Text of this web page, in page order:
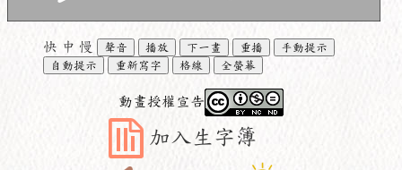
快 中 慢 聲音 播放 下一畫 重播
手動提示
自動提示
重新寫字 格線 全螢幕
動畫授權宣告
加入生字簿